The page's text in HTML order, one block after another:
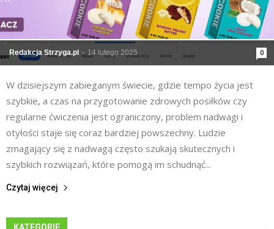
Redakcja Strzyga.pl - 14 lutego 2025 0
W dzisiejszym zabieganym świecie, gdzie tempo życia jest
szybkie, a czas na przygotowanie zdrowych posiłków czy
regularne ćwiczenia jest ograniczony, problem nadwagi i
otyłości staje się coraz bardziej powszechny. Ludzie
zmagający się z nadwagą często szukają skutecznych i
szybkich rozwiązań, które pomogą im schudnąć...
Czytaj więcej